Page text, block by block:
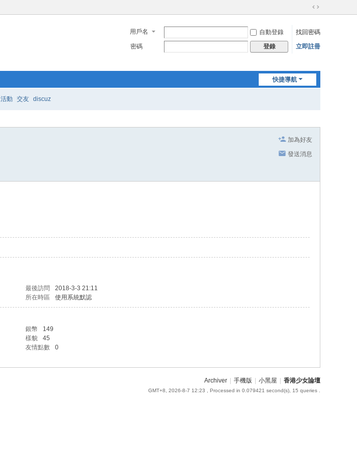
切
到
寬
用戶名 自動登錄
找回密碼
密碼
登錄 立即註冊
快捷導航
活動 交友 discuz
加為好友
發送消息
最後訪問
2018-3-3 21:11
所在時區 使用系統默認
銀幣
149
樣貌
45
友情點數 0
Archiver 手機版 小黑屋 香港少女論壇
GMT+8, 2026-8-7 12:23 , Processed in 0.079421 second(s), 15 queries .